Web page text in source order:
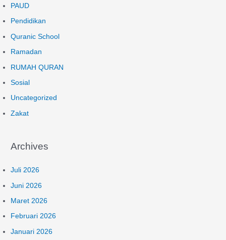
PAUD
Pendidikan
Quranic School
Ramadan
RUMAH QURAN
Sosial
Uncategorized
Zakat
Archives
Juli 2026
Juni 2026
Maret 2026
Februari 2026
Januari 2026